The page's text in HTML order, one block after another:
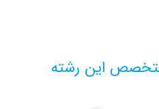
این رشته